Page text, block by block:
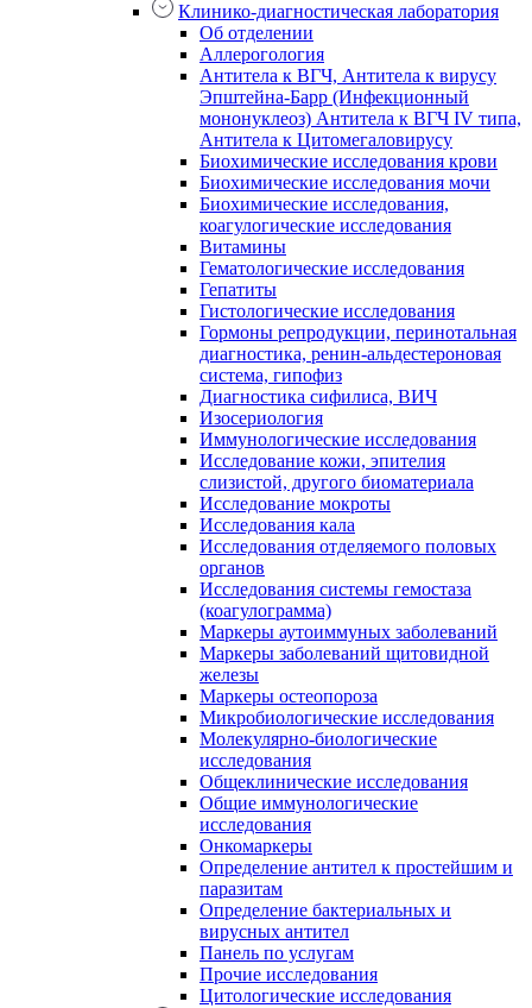
Клинико-диагностическая лаборатория
Об отделении
Аллерогология
Антитела к ВГЧ, Антитела к вирусу
Эпштейна-Барр (Инфекционный
мононуклеоз) Антитела к ВГЧ IV типа,
Антитела к Цитомегаловирусу
Биохимические исследования крови
Биохимические исследования мочи
Биохимические исследования,
коагулогические исследования
Витамины
Гематологические исследования
Гепатиты
Гистологические исследования
Гормоны репродукции, перинотальная
диагностика, ренин-альдестероновая
система, гипофиз
Диагностика сифилиса, ВИЧ
Изосериология
Иммунологические исследования
Исследование кожи, эпителия
слизистой, другого биоматериала
Исследование мокроты
Исследования кала
Исследования отделяемого половых
органов
Исследования системы гемостаза
(коагулограмма)
Маркеры аутоиммуных заболеваний
Маркеры заболеваний щитовидной
железы
Маркеры остеопороза
Микробиологические исследования
Молекулярно-биологические
исследования
Общеклинические исследования
Общие иммунологические
исследования
Онкомаркеры
Определение антител к простейшим и
паразитам
Определение бактериальных и
вирусных антител
Панель по услугам
Прочие исследования
Цитологические исследования